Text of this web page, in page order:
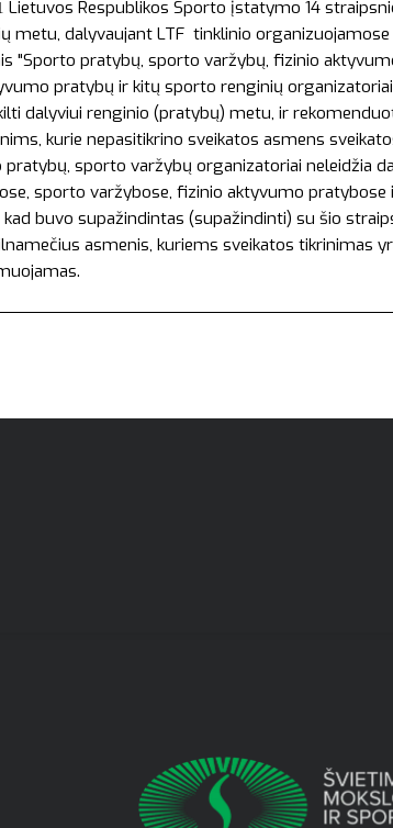
Lietuvos Respublikos Sporto įstatymo 14
metu, dalyvaujant LTF tinklinio
"Sporto pratybų, sporto varžybų, fizinio
pratybų ir kitų sporto renginių
dalyviui renginio (pratybų) metu, ir
kurie nepasitikrino sveikatos asmens
sporto varžybų organizatoriai neleidžia
sporto varžybose, fizinio aktyvumo
buvo supažindintas (supažindinti) su šio
asmenis, kuriems sveikatos tikrinimas